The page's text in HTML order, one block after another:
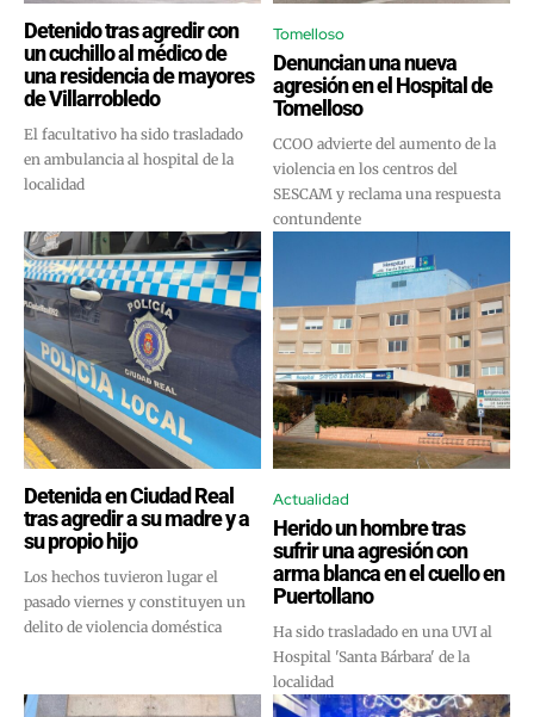
Detenido tras agredir con
un cuchillo al médico de
una residencia de mayores
de Villarrobledo
El facultativo ha sido trasladado
en ambulancia al hospital de la
localidad
Tomelloso
Denuncian una nueva
agresión en el Hospital de
Tomelloso
CCOO advierte del aumento de la
violencia en los centros del
SESCAM y reclama una respuesta
contundente
Detenida en Ciudad Real
tras agredir a su madre y a
su propio hijo
Los hechos tuvieron lugar el
pasado viernes y constituyen un
delito de violencia doméstica
Actualidad
Herido un hombre tras
sufrir una agresión con
arma blanca en el cuello en
Puertollano
Ha sido trasladado en una UVI al
Hospital 'Santa Bárbara' de la
localidad